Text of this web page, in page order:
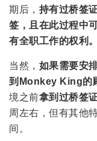
期后， 持有过桥签
签，且在此过程中
有全职工作的权利。
当然， 如果需要安
到Monkey King的
境之前拿到过桥签
周左右，但有其他
间。